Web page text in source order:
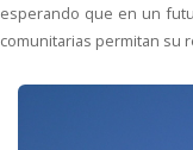
esperando que en un
comunitarias permitan su